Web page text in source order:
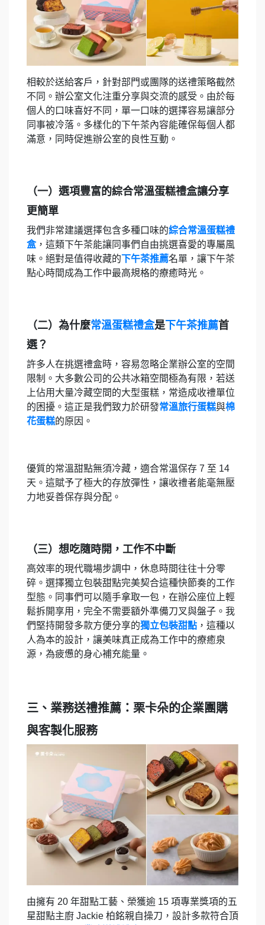
相較於送給客戶，針對部門或團隊的送禮策略截然
不同。辦公室文化注重分享與交流的感受。由於每
個人的口味喜好不同，單一口味的選擇容易讓部分
同事被冷落。多樣化的下午茶內容能確保每個人都
滿意，同時促進辦公室的良性互動。
（一）選項豐富的綜合常溫蛋糕禮盒讓分享
更簡單
我們非常建議選擇包含多種口味的綜合常溫蛋糕禮
盒，這類下午茶能讓同事們自由挑選喜愛的專屬風
味。絕對是值得收藏的下午茶推薦名單，讓下午茶
點心時間成為工作中最高規格的療癒時光。
（二）為什麼常溫蛋糕禮盒是下午茶推薦首
選？
許多人在挑選禮盒時，容易忽略企業辦公室的空間
限制。大多數公司的公共冰箱空間極為有限，若送
上佔用大量冷藏空間的大型蛋糕，常造成收禮單位
的困擾。這正是我們致力於研發常溫旅行蛋糕與棉
花蛋糕的原因。
優質的常溫甜點無須冷藏，適合常溫保存 7 至 14
天。這賦予了極大的存放彈性，讓收禮者能毫無壓
力地妥善保存與分配。
（三）想吃隨時開，工作不中斷
高效率的現代職場步調中，休息時間往往十分零
碎。選擇獨立包裝甜點完美契合這種快節奏的工作
型態。同事們可以隨手拿取一包，在辦公座位上輕
鬆拆開享用，完全不需要額外準備刀叉與盤子。我
們堅持開發多款方便分享的獨立包裝甜點 ，這種以
人為本的設計，讓美味真正成為工作中的療癒泉
源，為疲憊的身心補充能量。
三、業務送禮推薦：栗卡朵的企業團購
與客製化服務
由擁有 20 年甜點工藝、榮獲逾 15 項專業獎項的五
星甜點主廚 Jackie 柏銘親自操刀，設計多款符合頂